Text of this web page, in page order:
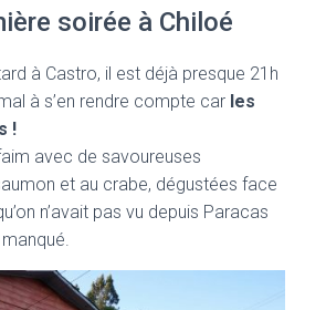
soirée à Chiloé
à Castro, il est déjà presque 21h
à s’en rendre compte car les
!
avec de savoureuses
et au crabe, dégustées face
n’avait pas vu depuis Paracas